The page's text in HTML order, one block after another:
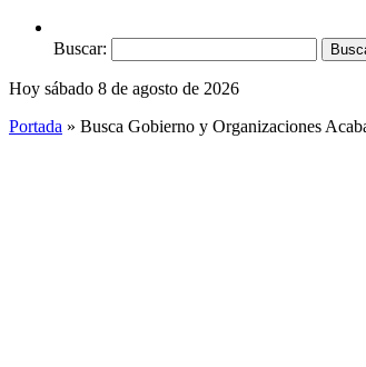
Buscar:
Hoy sábado 8 de agosto de 2026
Portada » Busca Gobierno y Organizaciones